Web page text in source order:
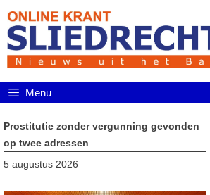
Menu
Prostitutie zonder vergunning gevonden
op twee adressen
5 augustus 2026